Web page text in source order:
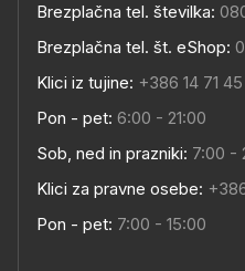
Brezplačna tel. številka:
Brezplačna tel. št. eShop:
Klici iz tujine: +386 14 71
Pon - pet: 6:00 - 21:00
Sob, ned in prazniki: 7:00 -
Klici za pravne osebe:
Pon - pet: 7:00 - 15:00